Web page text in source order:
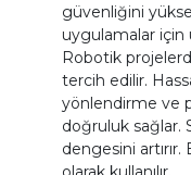
güvenliğini
uygulamalar için
Robotik
tercih edilir.
yönlendirme ve
doğruluk sağlar.
dengesini